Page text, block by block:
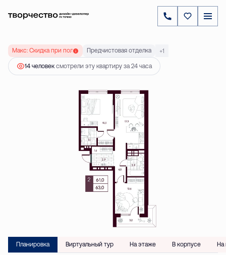
2-комнатная62.95 м
8 168 000 ₽
Макс: Скидка при полной оплате до 20 %
Предчистовая отделка +1
14 человек смотрели эту квартиру за 24 часа
Планировка Виртуальный тур На этаже В корпусе На